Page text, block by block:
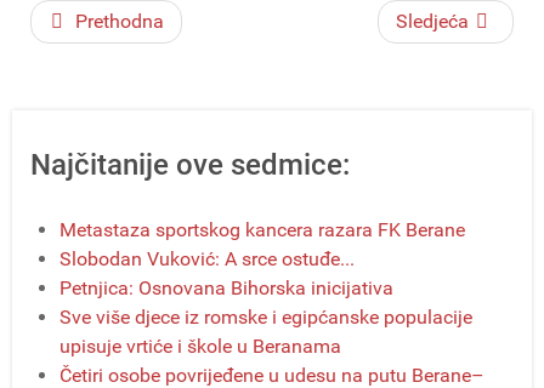
Prethodna Sledjeća
Najčitanije ove sedmice:
Metastaza sportskog kancera razara FK Berane
Slobodan Vuković: A srce ostuđe...
Petnjica: Osnovana Bihorska inicijativa
Sve više djece iz romske i egipćanske populacije
upisuje vrtiće i škole u Beranama
Četiri osobe povrijeđene u udesu na putu Berane–